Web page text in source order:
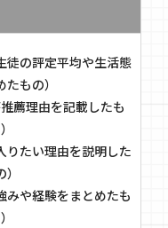
徒の評定平均や生活態
もの）
薦理由を記載したも
りたい理由を説明した
みや経験をまとめたも